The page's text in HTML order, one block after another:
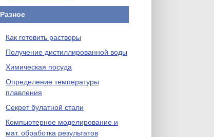
Разное
Как готовить растворы
Получение дистиллированной воды
Химическая посуда
Определение температуры
плавления
Секрет булатной стали
Компьютерное моделирование и
мат. обработка результатов